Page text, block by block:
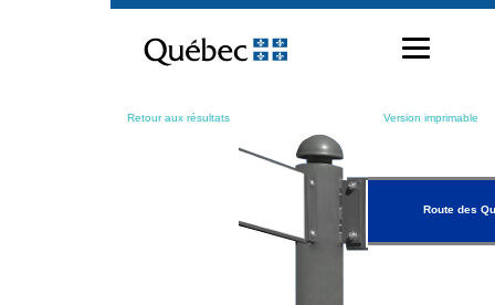
contenu
Retour aux résultats Version imprimable
Route des